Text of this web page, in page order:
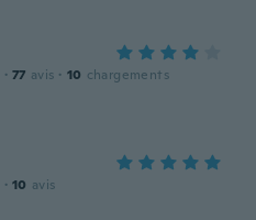
· 77 avis · 10 chargements
· 10 avis